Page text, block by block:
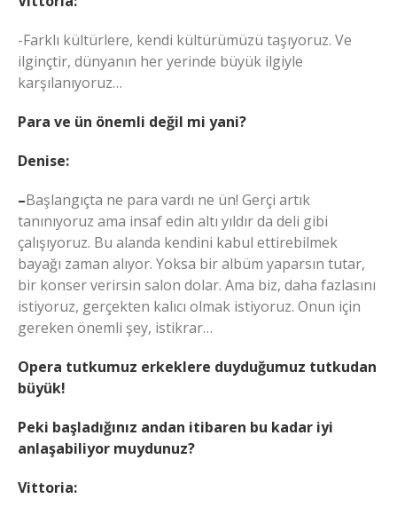
-Farklı kültürlere, kendi kültürümüzü taşıyoruz. Ve
ilginçtir, dünyanın her yerinde büyük ilgiyle
karşılanıyoruz…
Para ve ün önemli değil mi yani?
Denise:
–Başlangıçta ne para vardı ne ün! Gerçi artık
tanınıyoruz ama insaf edin altı yıldır da deli gibi
çalışıyoruz. Bu alanda kendini kabul ettirebilmek
bayağı zaman alıyor. Yoksa bir albüm yaparsın tutar,
bir konser verirsin salon dolar. Ama biz, daha fazlasını
istiyoruz, gerçekten kalıcı olmak istiyoruz. Onun için
gereken önemli şey, istikrar…
Opera tutkumuz erkeklere duyduğumuz tutkudan
büyük!
Peki başladığınız andan itibaren bu kadar iyi
anlaşabiliyor muydunuz?
Vittoria: